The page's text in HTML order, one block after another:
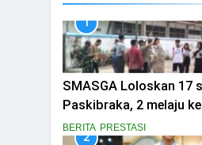
1
SMASGA Loloskan 17
Paskibraka, 2 melaju
BERITA PRESTASI
2